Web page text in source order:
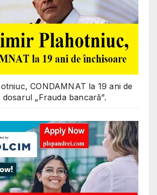
CONDAMNAT la 19 ani de
„Frauda bancară”.